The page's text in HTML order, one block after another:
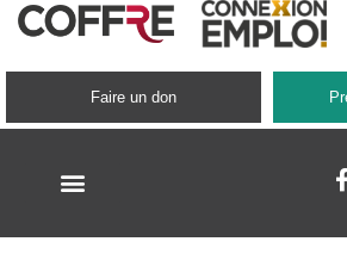
Faire un don